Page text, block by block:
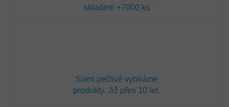
skladem +7000 ks
Sami pečlivě vybíráme
produkty. Již přes 10 let.